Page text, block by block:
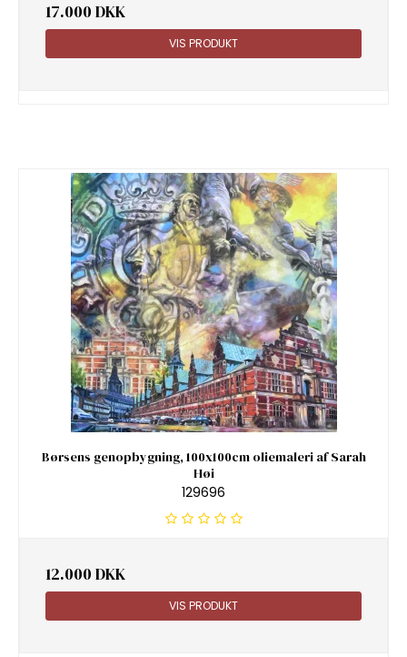
17.000 DKK
VIS PRODUKT
Børsens genopbygning, 100x100cm oliemaleri af Sarah
Høi
129696
12.000 DKK
VIS PRODUKT